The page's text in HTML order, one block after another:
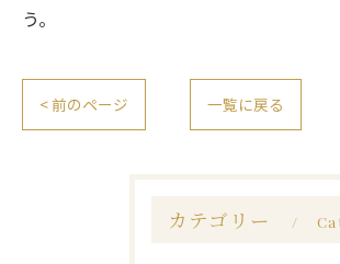
う。
< 前のページ 一覧に戻る
カテゴリー